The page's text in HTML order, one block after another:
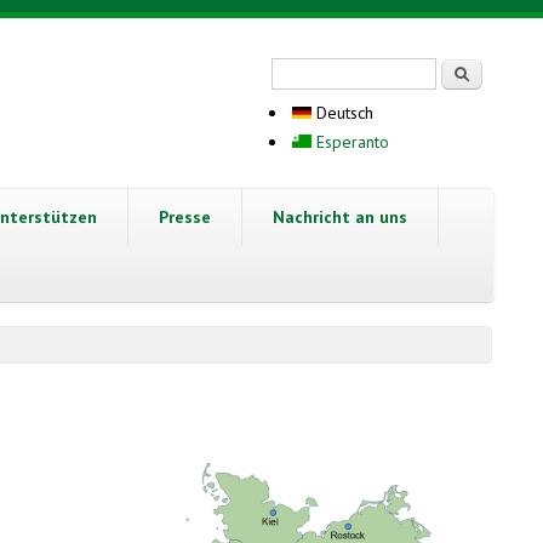
Deutsch
Esperanto
Presse Nachricht an uns